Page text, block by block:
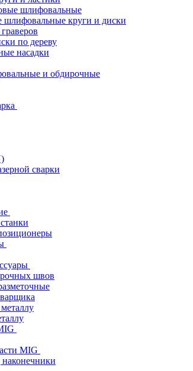
шлифовальные
шлифовальные круги и диски
по дереву
насадки
и обдирочные
сварки
швов
MIG